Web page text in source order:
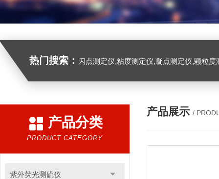
热门搜索： 闪点测定仪,粘度测定仪,凝点测定仪,颗粒
产品分类
PRODUCT CATEGORY
紫外荧光测硫仪
产品展示 /